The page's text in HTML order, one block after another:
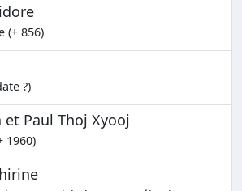
(+ 856)
?)
et Paul Thoj Xyooj
1960)